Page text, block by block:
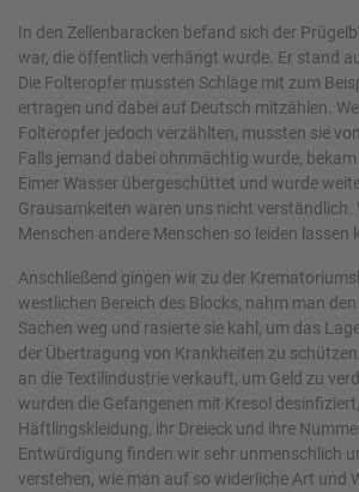
In den Zellenbaracken befand sich der
war, die öffentlich verhängt wurde. Er stand
Die Folteropfer mussten Schläge mit zum
ertragen und dabei auf Deutsch mitzählen.
Folteropfer jedoch verzählten, mussten sie
Falls jemand dabei ohnmächtig wurde, bekam
Eimer Wasser übergeschüttet und wurde
Grausamkeiten waren uns nicht verständlich.
Menschen andere Menschen so leiden lassen
Anschließend gingen wir zu der
westlichen Bereich des Blocks, nahm man
Sachen weg und rasierte sie kahl, um das
der Übertragung von Krankheiten zu
an die Textilindustrie verkauft, um Geld zu
wurden die Gefangenen mit Kresol
Häftlingskleidung, ihr Dreieck und ihre
Entwürdigung finden wir sehr unmenschlich
verstehen, wie man auf so widerliche Art und